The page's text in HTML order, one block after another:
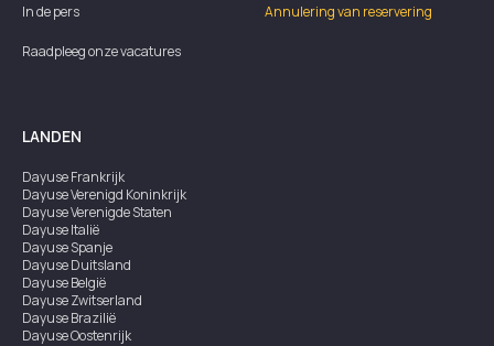
In de pers
Raadpleeg onze vacatures
Annulering van reservering
LANDEN
DayuseFrankrijk
DayuseVerenigd Koninkrijk
DayuseVerenigde Staten
DayuseItalië
DayuseSpanje
DayuseDuitsland
DayuseBelgië
DayuseZwitserland
DayuseBrazilië
DayuseOostenrijk